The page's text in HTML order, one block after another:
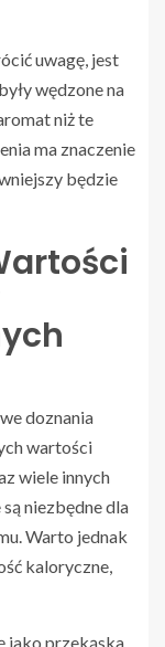
uwagę, jest
wędzone na
niż te
ma znaczenie
będzie
doznania
wartości
wiele innych
niezbędne dla
Warto jednak
kaloryczne,
jako przekąska,